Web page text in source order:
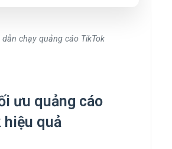
chạy quảng cáo TikTok
ưu quảng cáo
hiệu quả